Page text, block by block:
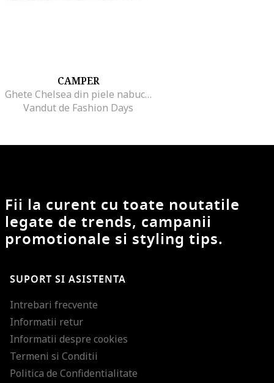
CAMPER
Ghete Chelsea din piele nabuc cu insertii din material textil Iman, Maro
Vandut de Fashion Days
Fii la curent cu toate noutatile
legate de trends, campanii
promotionale si styling tips.
SUPORT SI ASISTENTA
Intrebari frecvente
Informatii retur
Informatii despre cookies
Termeni si Conditii
Politica de Confidentialitate